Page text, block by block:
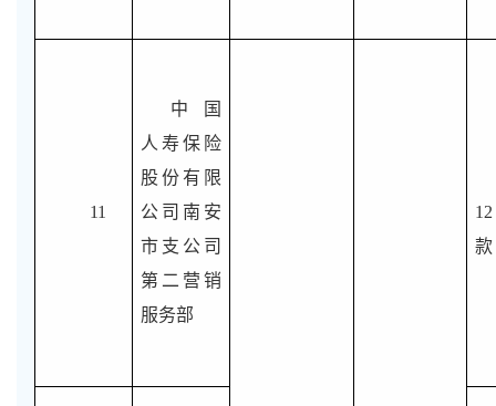
11
中国
人寿保险
股份有限
公司南安
市支公司
第二营销
服务部
款